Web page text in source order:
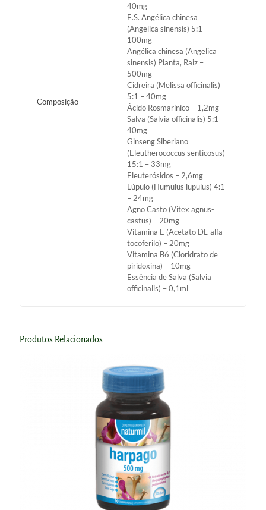
Composição
40mg
E.S. Angélica chinesa
(Angelica sinensis) 5:1 –
100mg
Angélica chinesa (Angelica
sinensis) Planta, Raiz –
500mg
Cidreira (Melissa officinalis)
5:1 – 40mg
Ácido Rosmarínico – 1,2mg
Salva (Salvia officinalis) 5:1 –
40mg
Ginseng Siberiano
(Eleutherococcus senticosus)
15:1 – 33mg
Eleuterósidos – 2,6mg
Lúpulo (Humulus lupulus) 4:1
– 24mg
Agno Casto (Vitex agnus-
castus) – 20mg
Vitamina E (Acetato DL-alfa-
tocoferilo) – 20mg
Vitamina B6 (Cloridrato de
piridoxina) – 10mg
Essência de Salva (Salvia
officinalis) – 0,1ml
Produtos Relacionados